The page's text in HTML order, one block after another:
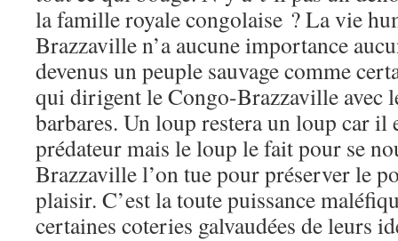
la famille royale congolaise ? La vie
Brazzaville n’a aucune importance
devenus un peuple sauvage comme
qui dirigent le Congo-Brazzaville avec
barbares. Un loup restera un loup car il
prédateur mais le loup le fait pour se
Brazzaville l’on tue pour préserver le
plaisir. C’est la toute puissance
certaines coteries galvaudées de leurs